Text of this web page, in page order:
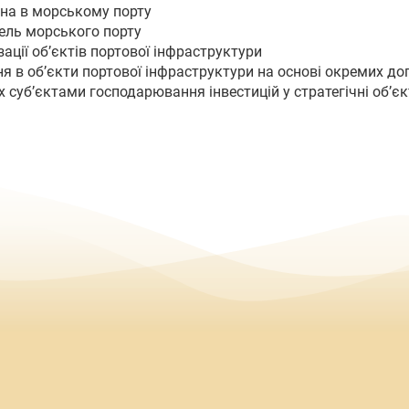
в морському порту
морського порту
об’єктів портової інфраструктури
в об’єкти портової інфраструктури на основі окремих
господарювання інвестицій у стратегічні